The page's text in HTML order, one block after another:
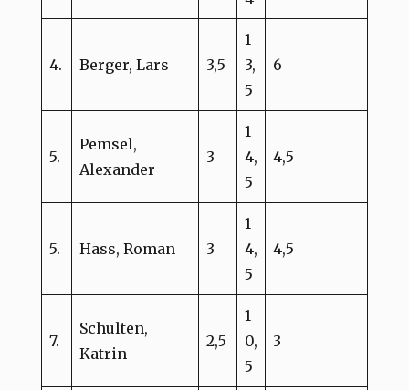
4. Berger, Lars 3,5
1
3,
5
6
5.
Pemsel,
Alexander
3
1
4,
5
4,5
5. Hass, Roman 3
1
4,
5
4,5
7.
Schulten,
Katrin
2,5
1
0,
5
3